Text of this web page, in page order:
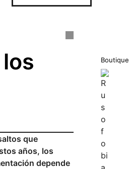
que
años, los
depende
Boutique